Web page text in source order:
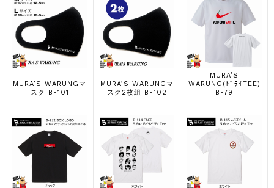
MURA’S WARUNGマ
スク B-101
MURA’S WARUNGマ
スク2枚組 B-102
MURA’S
WARUNG(ﾄﾞﾗｲTEE)
B-79